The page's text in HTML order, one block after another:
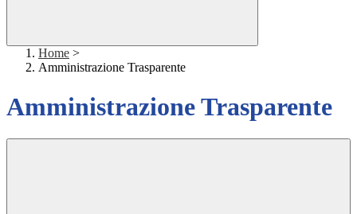
Home >
Amministrazione Trasparente
Amministrazione Trasparente